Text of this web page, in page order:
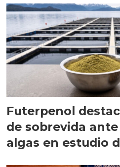
Futerpenol
de sobrevida
algas en estudio